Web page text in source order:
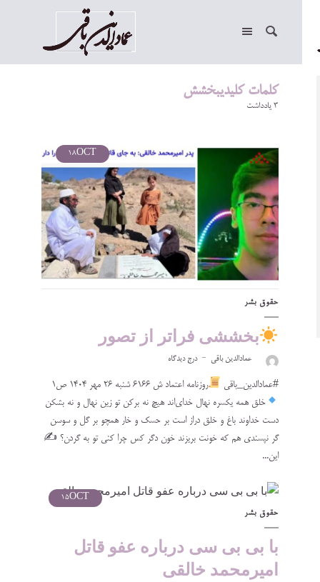
کلمات کلیدیبخشش
3 یادداشت
OCT
18
حقوق بشر
بخششی فراتر از تصور
عمادالدین باقی درج دیدگاه
#عمادالدین_باقی
روزنامه اعتماد ش ۶۱۶۶ شنبه ۲۶ مهر ۱۴۰۴ ص۱
خلق همه یکسره نهال خدای‌اند هیچ نه برکن تو زین نهال و نه بشکن
دست خداوند باغ و خلق دراز است بر حسک و خار همچو بر گل و سوسن
گر نپسندی هم که خونت بریزند خون دگر کس چرا کنی تو به گردن؟ ✍
این...
OCT
15
حقوق بشر
با بی بی سی درباره عفو قاتل
امیرمحمد خالقی